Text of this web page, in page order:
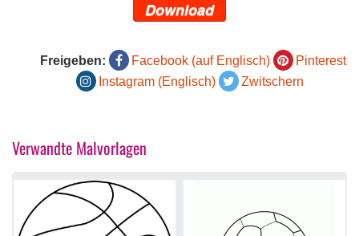
Download
Freigeben: Facebook (auf Englisch)
Pinterest
Instagram (Englisch)
Zwitschern
Verwandte Malvorlagen